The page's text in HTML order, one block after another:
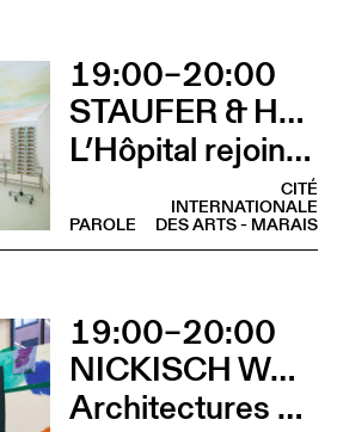
19:00–20:00
STAUFER & HASLER ARCHITEKTEN EN CONVERSATION AVEC BENOÎT PIÉRON
L’Hôpital rejoint le Palais (COMPLET)
CITÉ
INTERNATIONALE
DES ARTS - MARAIS
PAROLE
19:00–20:00
NICKISCH WALDER ARCHITEKTEN EN CONVERSATION AVEC OLIVIA FUNES LASTRA
Architectures minuscules entre jeu et survie